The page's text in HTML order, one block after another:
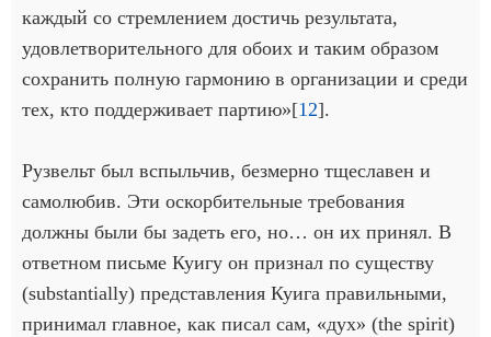
каждый со стремлением достичь результата,
удовлетворительного для обоих и таким образом
сохранить полную гармонию в организации и среди
тех, кто поддерживает партию»[12].
Рузвельт был вспыльчив, безмерно тщеславен и
самолюбив. Эти оскорбительные требования
должны были бы задеть его, но… он их принял. В
ответном письме Куигу он признал по существу
(substantially) представления Куига правильными,
принимал главное, как писал сам, «дух» (the spirit)